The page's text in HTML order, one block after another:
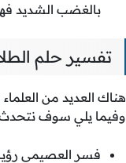
بالغضب الشديد
تفسير حلم
هناك العديد من العلماء
وفيما يلي سوف نتحدث
فسر العصيمي رؤية